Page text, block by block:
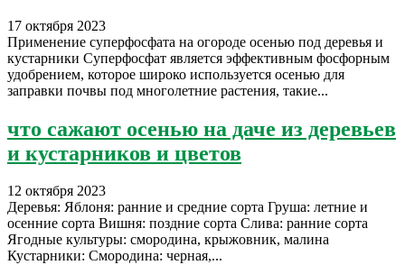
17 октября 2023
Применение суперфосфата на огороде осенью под деревья и
кустарники Суперфосфат является эффективным фосфорным
удобрением, которое широко используется осенью для
заправки почвы под многолетние растения, такие...
что сажают осенью на даче из деревьев
и кустарников и цветов
12 октября 2023
Деревья: Яблоня: ранние и средние сорта Груша: летние и
осенние сорта Вишня: поздние сорта Слива: ранние сорта
Ягодные культуры: смородина, крыжовник, малина
Кустарники: Смородина: черная,...